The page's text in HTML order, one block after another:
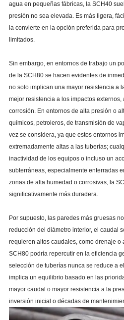
agua en pequeñas fábricas, la SCH40
presión no sea elevada. Es más ligera,
la convierte en la opción preferida para
limitados.
Sin embargo, en entornos de trabajo un
de la SCH80 se hacen evidentes de
no solo implican una mayor resistencia a
mejor resistencia a los impactos
corrosión. En entornos de alta presión o
químicos, petroleros, de transmisión de
vez se considera, ya que estos entornos
extremadamente altas a las tuberías;
inactividad de los equipos o incluso un
subterráneas, especialmente enterradas
zonas de alta humedad o corrosivas, la
significativamente más duradera.
Por supuesto, las paredes más gruesas
reducción del diámetro interior, el caudal
requieren altos caudales, como drenaje o
SCH80 podría repercutir en la eficiencia
selección de tuberías nunca se reduce a
implica un equilibrio basado en las
mayor caudal o mayor resistencia a la
inversión inicial o décadas de